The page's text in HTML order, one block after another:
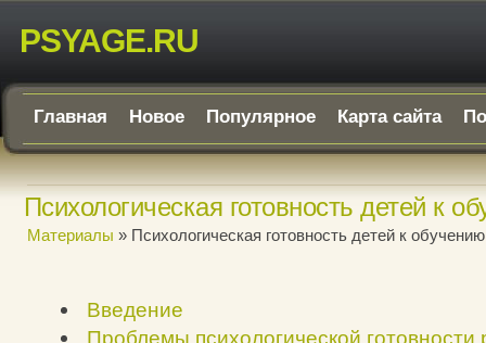
PSYAGE.RU
Главная Новое Популярное Карта сайта
Психологическая готовность детей к
Материалы » Психологическая готовность детей к
Введение
Проблемы психологической готовности